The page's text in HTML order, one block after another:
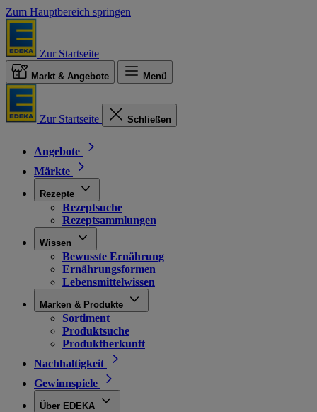
Zum Hauptbereich springen
Zur Startseite
Markt & Angebote Menü
Zur Startseite Schließen
Angebote
Märkte
Rezepte
Rezeptsuche
Rezeptsammlungen
Wissen
Bewusste Ernährung
Ernährungsformen
Lebensmittelwissen
Marken & Produkte
Sortiment
Produktsuche
Produktherkunft
Nachhaltigkeit
Gewinnspiele
Über EDEKA